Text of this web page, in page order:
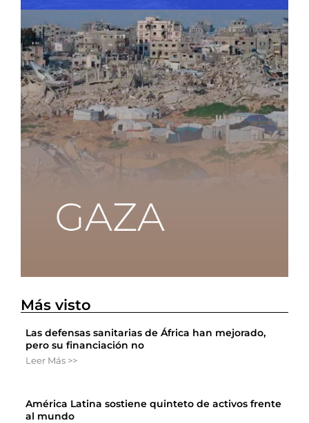
Más visto
Las defensas sanitarias de África han mejorado,
pero su financiación no
Leer Más >>
América Latina sostiene quinteto de activos frente
al mundo